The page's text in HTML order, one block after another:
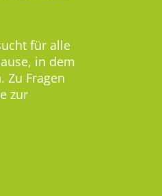
für alle
in dem
Zu Fragen
zur